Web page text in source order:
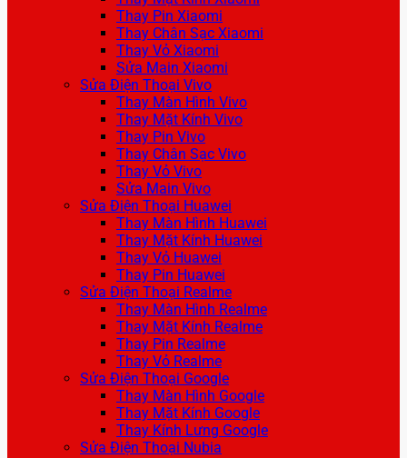
Thay Pin Xiaomi
Thay Chân Sạc Xiaomi
Thay Vỏ Xiaomi
Sửa Main Xiaomi
Sửa Điện Thoại Vivo
Thay Màn Hình Vivo
Thay Mặt Kính Vivo
Thay Pin Vivo
Thay Chân Sạc Vivo
Thay Vỏ Vivo
Sửa Main Vivo
Sửa Điện Thoại Huawei
Thay Màn Hình Huawei
Thay Mặt Kính Huawei
Thay Vỏ Huawei
Thay Pin Huawei
Sửa Điện Thoại Realme
Thay Màn Hình Realme
Thay Mặt Kính Realme
Thay Pin Realme
Thay Vỏ Realme
Sửa Điện Thoại Google
Thay Màn Hình Google
Thay Mặt Kính Google
Thay Kính Lưng Google
Sửa Điện Thoại Nubia